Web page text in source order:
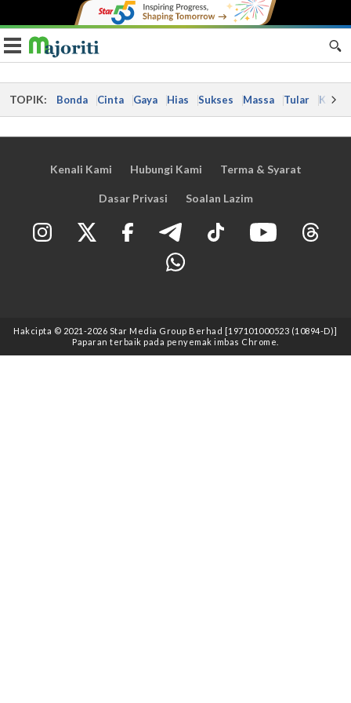
Toggle navigation
TOPIK: Bonda Cinta Gaya Hias Sukses Massa Tular Kes
Kenali Kami Hubungi Kami Terma & Syarat
Dasar Privasi Soalan Lazim
Hakcipta © 2021 -2026 Star Media Group Berhad [197101000523 (10894-D)]
Paparan terbaik pada penyemak imbas Chrome.